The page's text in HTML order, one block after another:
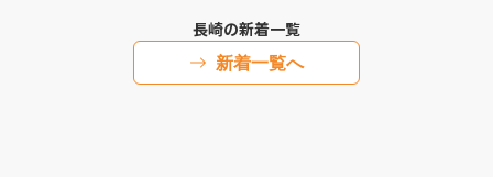
長崎の新着一覧
新着一覧へ